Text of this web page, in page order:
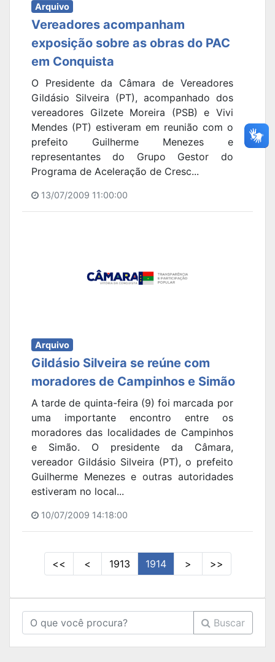
Arquivo
Vereadores acompanham
exposição sobre as obras do PAC
em Conquista
O Presidente da Câmara de Vereadores
Gildásio Silveira (PT), acompanhado dos
vereadores Gilzete Moreira (PSB) e Vivi
Mendes (PT) estiveram em reunião com o
prefeito Guilherme Menezes e
representantes do Grupo Gestor do
Programa de Aceleração de Cresc...
13/07/2009 11:00:00
Arquivo
Gildásio Silveira se reúne com
moradores de Campinhos e Simão
A tarde de quinta-feira (9) foi marcada por
uma importante encontro entre os
moradores das localidades de Campinhos
e Simão. O presidente da Câmara,
vereador Gildásio Silveira (PT), o prefeito
Guilherme Menezes e outras autoridades
estiveram no local...
10/07/2009 14:18:00
<< < 1913 1914 > >>
Buscar